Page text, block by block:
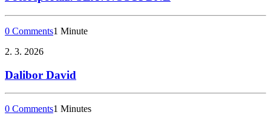
0 Comments1 Minute
2. 3. 2026
Dalibor David
0 Comments1 Minutes